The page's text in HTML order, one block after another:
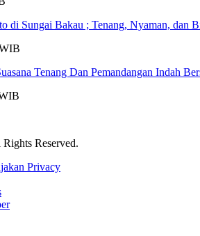
di Sungai Bakau ; Tenang, Nyaman,
Tenang Dan Pemandangan Indah
Reserved.
Privacy